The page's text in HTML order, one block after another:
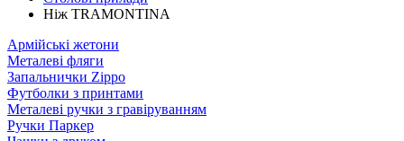
Ніж TRAMONTINA
Армійські жетони
Металеві фляги
Запальнички Zippo
Футболки з принтами
Металеві ручки з гравіруванням
Ручки Паркер